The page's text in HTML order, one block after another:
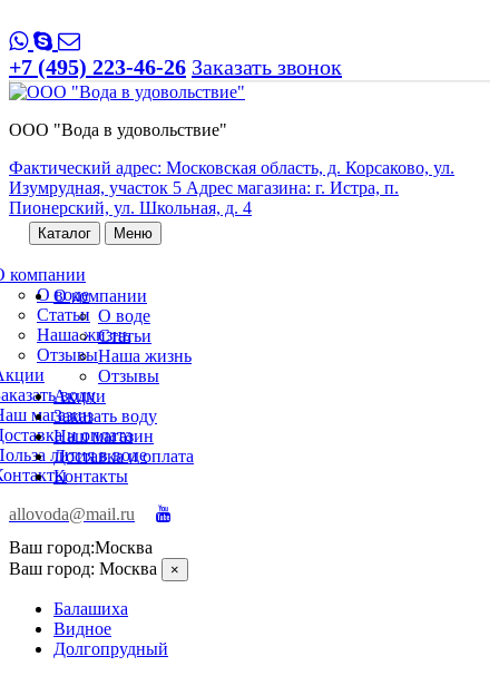
+7 (495) 223-46-26 Заказать звонок
ООО "Вода в удовольствие"
Фактический адрес: Московская область, д. Корсаково, ул.
Изумрудная, участок 5 Адрес магазина: г. Истра, п.
Пионерский, ул. Школьная, д. 4
Каталог Меню
компании
О воде
Статьи
Наша жизнь
Отзывы
воду
магазин
и оплата
лития в воде
О компании
О воде
Статьи
Наша жизнь
Отзывы
Акции
Заказать воду
Наш магазин
Доставка и оплата
Контакты
allovoda@mail.ru
Ваш город:Москва
Ваш город: Москва ×
Балашиха
Видное
Долгопрудный